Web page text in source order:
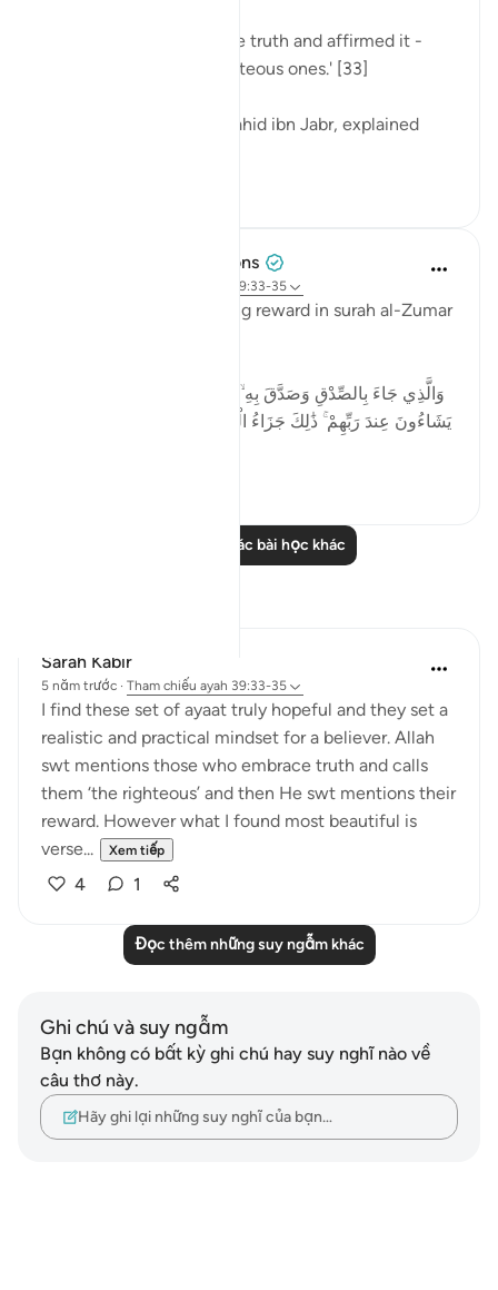
'One who has brought the truth and affirmed it -
those people are the righteous ones.' [33]
One of the tabi'oon, Mujahid ibn Jabr, explained
Tulayhah Tafsir Translations
ayah 39:33-35
Allah promises an amazing reward in surah al-Zumar
وَالَّذِي جَاءَ بِالصِّدْقِ وَصَدَّقَ بِهِ ۙ أُولَـٰئِكَ هُمُ الْمُتَّقُونَ * لَهُم مَّا
يَشَاءُونَ عِندَ رَبِّهِمْ ۚ ذَٰلِكَ جَزَاءُ الْمُحْسِنِينَ * لِيُكَفِّرَ اللَّـهُ عَنْهُمْ
Đọc thêm các bài học khác
Sarah Kabir
5 năm trước · Tham chiếu ayah 39:33-35
I find these set of ayaat truly hopeful and they set a
realistic and practical mindset for a believer. Allah
swt mentions those who embrace truth and calls
them ‘the righteous’ and then He swt mentions their
reward. However what I found most beautiful is
verse...
Xem tiếp
4 1
Đọc thêm những suy ngẫm khác
Ghi chú và suy ngẫm
Bạn không có bất kỳ ghi chú hay suy nghĩ nào về
câu thơ này.
Hãy ghi lại những suy nghĩ của bạn…